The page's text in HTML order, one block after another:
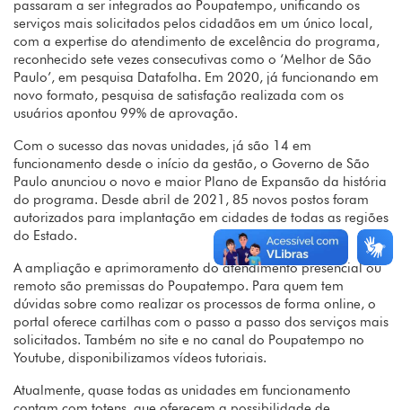
passaram a ser integrados ao Poupatempo, unificando os
serviços mais solicitados pelos cidadãos em um único local,
com a expertise do atendimento de excelência do programa,
reconhecido sete vezes consecutivas como o ‘Melhor de São
Paulo’, em pesquisa Datafolha. Em 2020, já funcionando em
novo formato, pesquisa de satisfação realizada com os
usuários apontou 99% de aprovação.
Com o sucesso das novas unidades, já são 14 em
funcionamento desde o início da gestão, o Governo de São
Paulo anunciou o novo e maior Plano de Expansão da história
do programa. Desde abril de 2021, 85 novos postos foram
autorizados para implantação em cidades de todas as regiões
do Estado.
A ampliação e aprimoramento do atendimento presencial ou
remoto são premissas do Poupatempo. Para quem tem
dúvidas sobre como realizar os processos de forma online, o
portal oferece cartilhas com o passo a passo dos serviços mais
solicitados. Também no site e no canal do Poupatempo no
Youtube, disponibilizamos vídeos tutoriais.
Atualmente, quase todas as unidades em funcionamento